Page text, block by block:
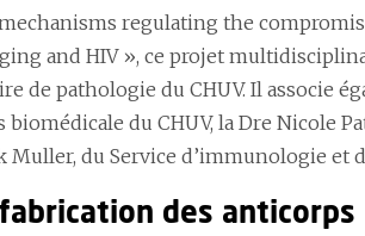
regulating the
and HIV », ce projet
de pathologie du CHUV. Il associe
biomédicale du CHUV, la Dre Nicole
Muller, du Service d’immunologie et
des anticorps